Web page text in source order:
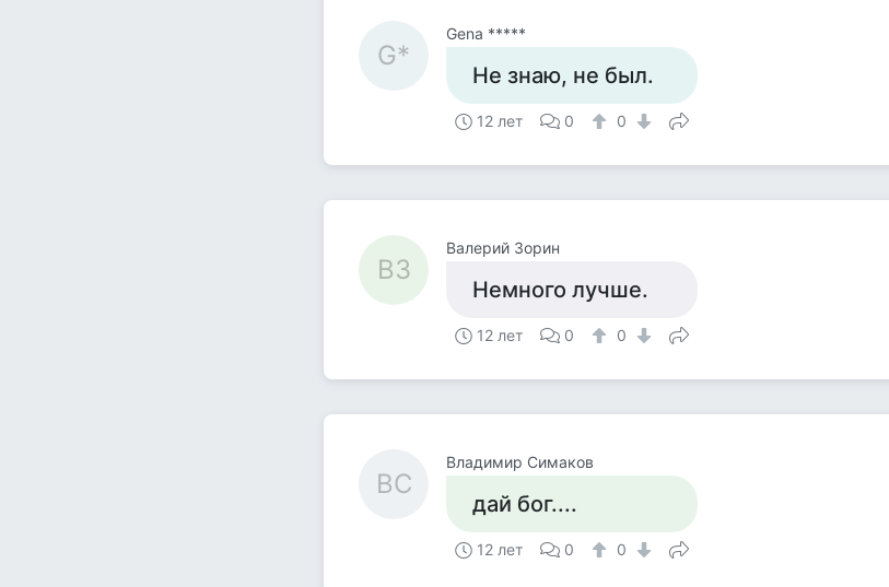
G*
Gena *****
Не знаю, не был.
12 лет 0 0
ВЗ
Валерий Зорин
Немного лучше.
12 лет 0 0
ВС
Владимир Симаков
дай бог....
12 лет 0 0